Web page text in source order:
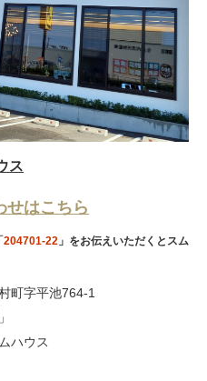
ス
せはこちら
204701-22 」をお伝えいただくとスム
町字平池764-1
ハウス